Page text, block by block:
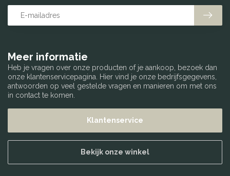
Meer informatie
Heb je vragen over onze producten of je aankoop, bezoek dan
onze klantenservicepagina. Hier vind je onze bedrijfsgegevens,
antwoorden op veel gestelde vragen en manieren om met ons
in contact te komen.
Klantenservice
Bekijk onze winkel